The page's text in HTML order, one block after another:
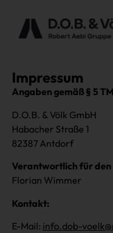
Impressum
Angaben gemäß § 5
D.O.B. & Völk GmbH
Habacher Straße 1
82387 Antdorf
Verantwortlich für
Florian Wimmer
Kontakt:
E-Mail: info.dob-